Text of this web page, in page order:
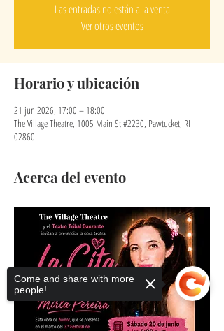
Las entradas no están a la venta
Ver otros eventos
Horario y ubicación
21 jun 2026, 17:00 – 18:00
The Village Theatre, 1005 Main St #2230, Pawtucket, RI
02860
Acerca del evento
Come and share with more
people!